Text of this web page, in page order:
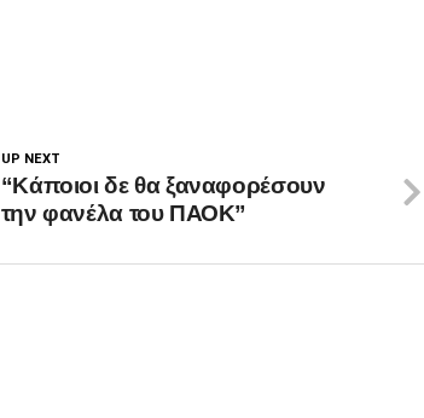
UP NEXT
“Κάποιοι δε θα ξαναφορέσουν
την φανέλα του ΠΑΟΚ”